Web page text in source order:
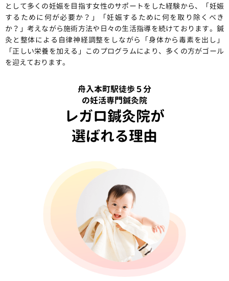
として多くの妊娠を目指す女性のサポートをした経験から、「妊娠
するために何が必要か？」「妊娠するために何を取り除くべき
か？」考えながら施術方法や日々の生活指導を続けております。鍼
灸と整体による自律神経調整をしながら「身体から毒素を出し」
「正しい栄養を加える」このプログラムにより、多くの方がゴール
を迎えております。
舟入本町駅徒歩５分
の妊活専門鍼灸院
レガロ鍼灸院が
選ばれる理由